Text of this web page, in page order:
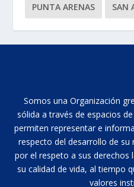
PUNTA ARENAS SAN
Somos una Organización
sólida a través de espacios
permiten representar e
respecto del desarrollo de su
por el respeto a sus
su calidad de vida, al tiempo
valores